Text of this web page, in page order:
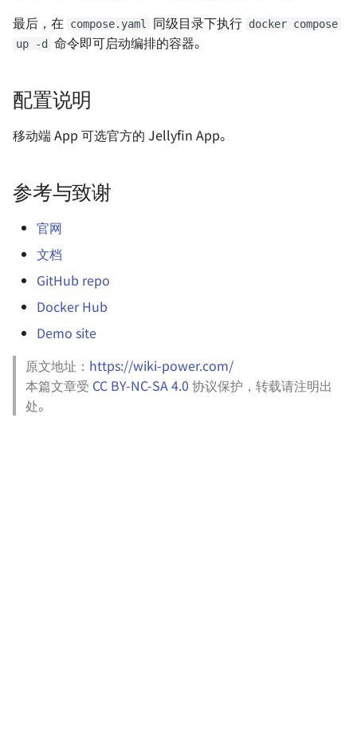
Photos（已弃用）
Jupyter Notebook
在浏览器上运行 VS
Code（旧）
Linux 如何配置开机自动运行
脚本
如何配一台电脑
团队影像资源管理
团队知识库的搭建
Vue.js 小技巧
GitHub 改 Host
MSI 主板开启虚拟化的方法
Git 配置代理
删除 GitHub 仓库中某个文件
定制 SublimeText3
用 Vercel 加速 Pages 服务
Doxygen 注释规范
Altium Designer 安装库文件
最后，在
compose.yaml 同级目录下执行 docker compose
up -d
命令即可启动编排的容器。
配置说明
移动端 App 可选官方的 Jellyfin App。
参考与致谢
官网
文档
GitHub repo
Docker Hub
Demo site
原文地址： https://wiki-power.com/
本篇文章受 CC BY-NC-SA 4.0 协议保护，转载请注明出
处。